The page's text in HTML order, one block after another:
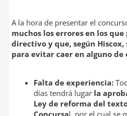
A la hora de presentar el
muchos los errores en los
directivo y que, según Hiscox,
para evitar caer en alguno de
Falta de experiencia:
días tendrá lugar la
Ley de reforma del
Concursal, por el cual se